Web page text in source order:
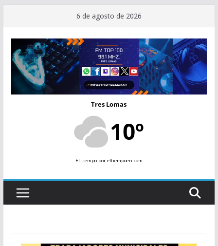
contenido
6 de agosto de 2026
Tres Lomas
10º
El tiempopor eltiempoen.com